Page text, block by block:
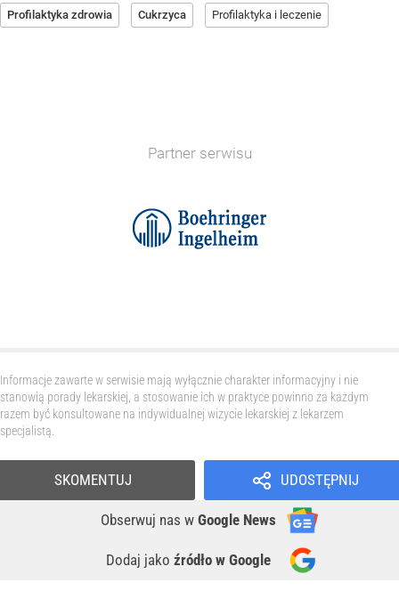
Profilaktyka zdrowia Cukrzyca Profilaktyka i leczenie
Partner serwisu
Informacje zawarte w serwisie mają wyłącznie charakter informacyjny i nie
stanowią porady lekarskiej, a stosowanie ich w praktyce powinno za każdym
razem być konsultowane na indywidualnej wizycie lekarskiej z lekarzem
specjalistą.
UDOSTĘPNIJ
Obserwuj nas w Google News
Dodaj jako źródło w Google
SKOMENTUJ